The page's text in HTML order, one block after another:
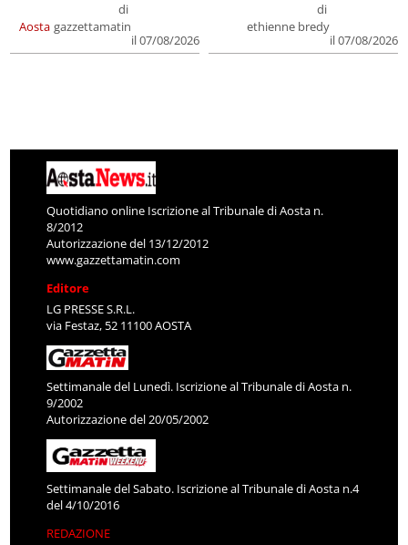
Aosta
di
gazzettamatin
il 07/08/2026
di
ethienne bredy
il 07/08/2026
Quotidiano online Iscrizione al Tribunale di Aosta n.
8/2012
Autorizzazione del 13/12/2012
www.gazzettamatin.com
Editore
LG PRESSE S.R.L.
via Festaz, 52 11100 AOSTA
Settimanale del Lunedì. Iscrizione al Tribunale di Aosta n.
9/2002
Autorizzazione del 20/05/2002
Settimanale del Sabato. Iscrizione al Tribunale di Aosta n.4
del 4/10/2016
REDAZIONE